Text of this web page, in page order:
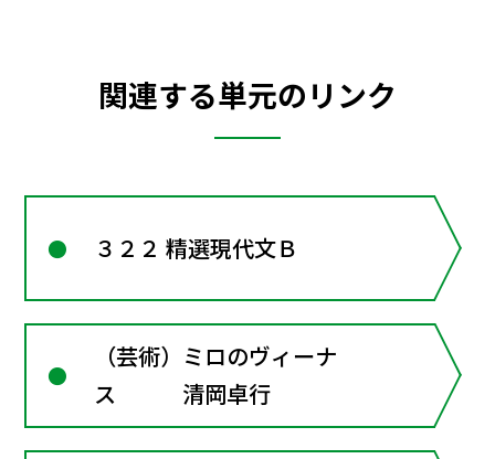
関連する単元のリンク
３２２ 精選現代文Ｂ
（芸術）ミロのヴィーナ
ス 清岡卓行